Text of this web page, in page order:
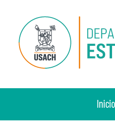
Inicio